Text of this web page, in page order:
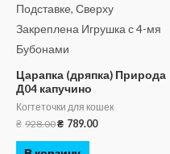
Царапка (дряпка) Природа
Д04 капучино
Когтеточки для кошек
₴ 928.00₴ 789.00